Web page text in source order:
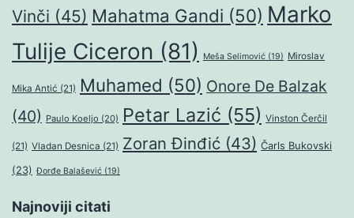
Vinči (45) Mahatma Gandi (50) Marko
Tulije Ciceron (81) Meša Selimović (19) Miroslav
Mika Antić (21) Muhamed (50) Onore De Balzak
(40) Paulo Koeljo (20) Petar Lazić (55) Vinston Čerčil
(21) Vladan Desnica (21) Zoran Đinđić (43) Čarls Bukovski
(23) Đorđe Balašević (19)
Najnoviji citati